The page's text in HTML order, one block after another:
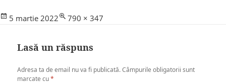
Posted
5 martie 2022
Full
790 × 347
Lasă un răspuns
Adresa ta de email nu va fi publicată. Câmpurile obligatorii sunt
marcate cu*